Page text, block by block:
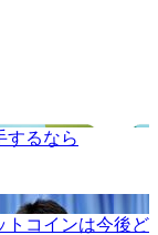
するなら
トコインは今後ど